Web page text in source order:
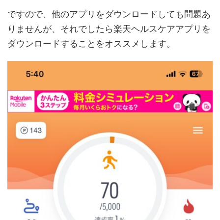
ですので、他のアプリをダウンロードしても問題あ
りませんが、それでしたら楽天ヘルスケアアプリを
ダウンロードすることをオススメします。